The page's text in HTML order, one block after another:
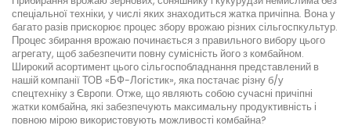
спеціальної техніки, у числі яких знаходиться жатка причіпна. Вона у
багато разів прискорює процес збору врожаю різних сільгоспкультур.
Процес збирання врожаю починається з правильного вибору цього
агрегату, щоб забезпечити повну сумісність його з комбайном.
Широкий асортимент цього сільгоспобладнання представлений в
нашій компанії ТОВ «БФ-Логістик», яка постачає різну б/у
спецтехніку з Європи. Отже, що являють собою сучасні причіпні
жатки комбайна, які забезпечують максимальну продуктивність і
повною мірою використовують можливості комбайна?